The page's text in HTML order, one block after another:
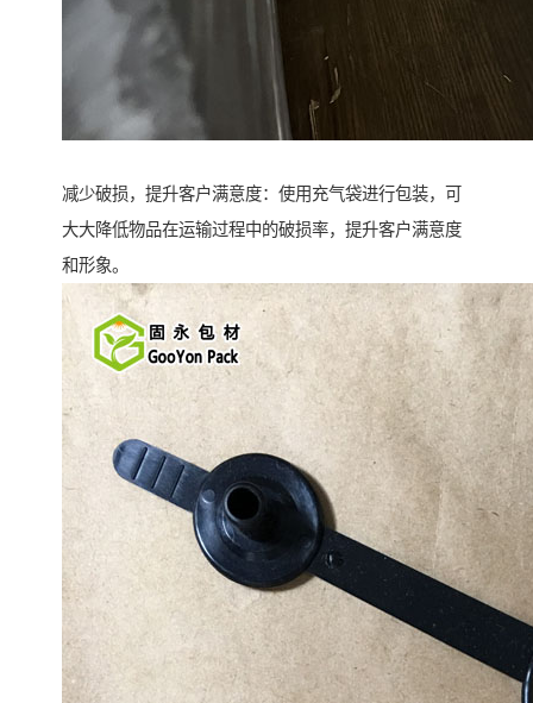
减少破损，提升客户满意度：使用充气袋进行包装，可
大大降低物品在运输过程中的破损率，提升客户满意度
和形象。